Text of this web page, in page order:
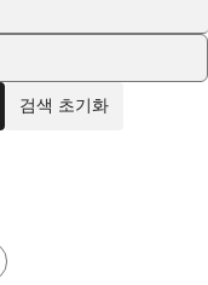
검색 초기화